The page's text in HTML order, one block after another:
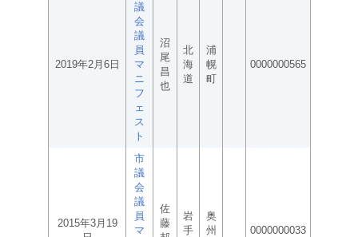
2019年2月6日
議
会
議
員
マ
ニ
フ
ェ
ス
ト
沼
尾
昌
也
北
海
道
浦
幌
町
0000000565
2015年3月19
市
議
会
議
員
マ
佐
藤
岩
手
奥
州
0000000033